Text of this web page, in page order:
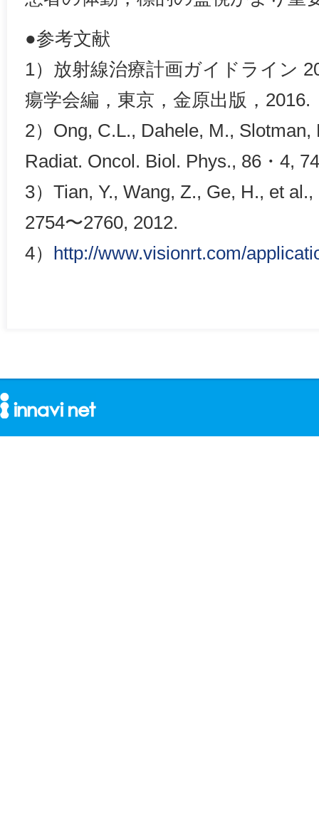
●参考文献
1）放射線治療計画ガイドライン
瘍学会編，東京，金原出版，2016.
2）Ong, C.L., Dahele, M., Slotman,
Radiat. Oncol. Biol. Phys., 86・4,
3）Tian, Y., Wang, Z., Ge, H., et
2754〜2760, 2012.
4）
http://www.visionrt.com/